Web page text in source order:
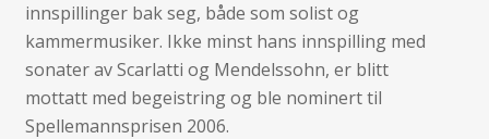
innspillinger bak seg, både som solist og
kammermusiker. Ikke minst hans innspilling med
sonater av Scarlatti og Mendelssohn, er blitt
mottatt med begeistring og ble nominert til
Spellemannsprisen 2006.